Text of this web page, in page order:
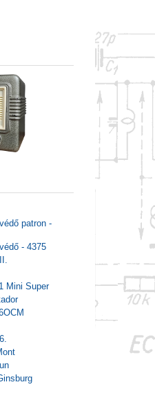
patron -
- 4375
Mini Super